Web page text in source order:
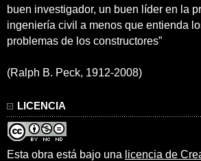
buen investigador, un buen líder en la
ingeniería civil a menos que entienda
problemas de los constructores”
(Ralph B. Peck, 1912-2008)
LICENCIA
Esta obra está bajo una licencia de